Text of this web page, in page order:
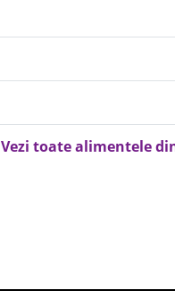
Vezi toate alimentele